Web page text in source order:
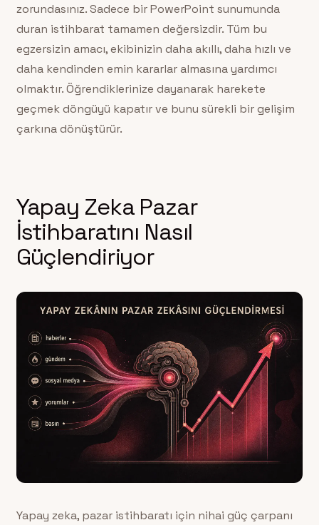
zorundasınız. Sadece bir PowerPoint sunumunda
duran istihbarat tamamen değersizdir. Tüm bu
egzersizin amacı, ekibinizin daha akıllı, daha hızlı ve
daha kendinden emin kararlar almasına yardımcı
olmaktır. Öğrendiklerinize dayanarak harekete
geçmek döngüyü kapatır ve bunu sürekli bir gelişim
çarkına dönüştürür.
Yapay Zeka Pazar
İstihbaratını Nasıl
Güçlendiriyor
Yapay zeka, pazar istihbaratı için nihai güç çarpanı